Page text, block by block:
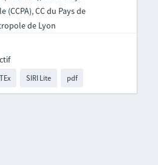
(CCPA), CC du Pays de
de Lyon
SIRI Lite pdf